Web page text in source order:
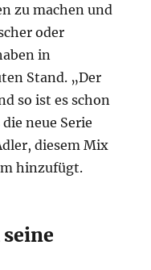
zu machen und
oder
in
Stand. „Der
so ist es schon
neue Serie
diesem Mix
hinzufügt.